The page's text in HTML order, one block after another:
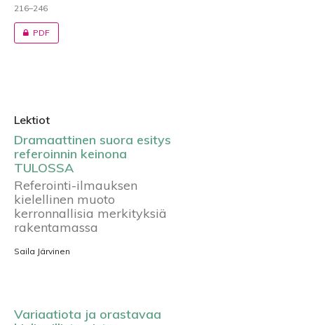
216–246
PDF
Lektiot
Dramaattinen suora esitys
referoinnin keinona
TULOSSA
Referointi-ilmauksen
kielellinen muoto
kerronnallisia merkityksiä
rakentamassa
Saila Järvinen
Variaatiota ja orastavaa